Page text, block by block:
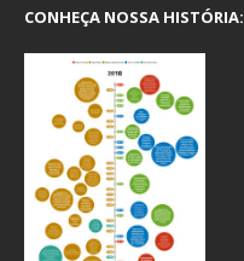
CONHEÇA NOSSA HISTÓRIA: